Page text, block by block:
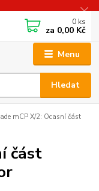
Menu
Hledat
0 ks
za 0,00 Kč
mCP X/2: Ocasní část
část